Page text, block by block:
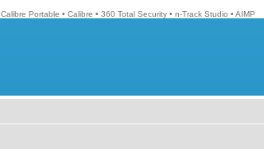
Calibre Portable • Calibre • 360 Total Security • n-Track Studio • AIMP